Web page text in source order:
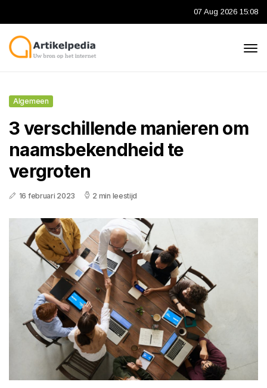
07 Aug 2026 15:08
Algemeen
3 verschillende manieren om
naamsbekendheid te
vergroten
16 februari 2023 2 min leestijd